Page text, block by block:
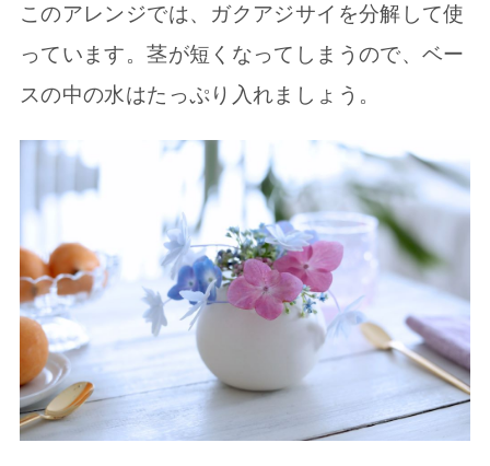
このアレンジでは、ガクアジサイを分解して使
っています。茎が短くなってしまうので、ベー
スの中の水はたっぷり入れましょう。